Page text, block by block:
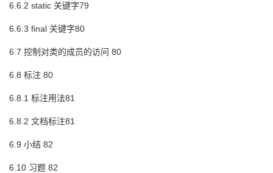
6.6.2 static 关键字79
6.6.3 final 关键字80
6.7 控制对类的成员的访问 80
6.8 标注 80
6.8.1 标注用法81
6.8.2 文档标注81
6.9 小结 82
6.10 习题 82